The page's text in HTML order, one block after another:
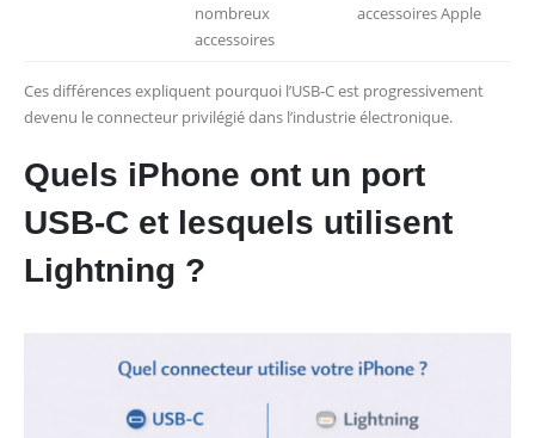
nombreux
accessoires
accessoires Apple
Ces différences expliquent pourquoi l’USB-C est progressivement
devenu le connecteur privilégié dans l’industrie électronique.
Quels iPhone ont un port
USB-C et lesquels utilisent
Lightning ?